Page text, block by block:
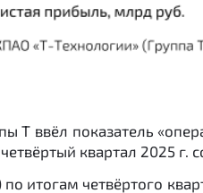
Т ввёл показатель
квартал 2025 г.
итогам четвёртого